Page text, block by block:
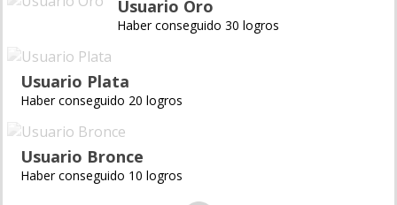
Usuario Oro
Haber conseguido 30 logros
Usuario Plata
Haber conseguido 20 logros
Usuario Bronce
Haber conseguido 10 logros